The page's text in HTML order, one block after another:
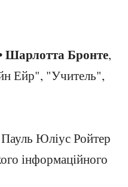
Шарлотта Бронте,
Ейр", "Учитель",
Пауль Юліус Ройтер
інформаційного